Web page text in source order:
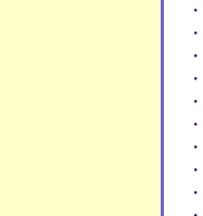
・
・
・
・
・
・
・
・
・